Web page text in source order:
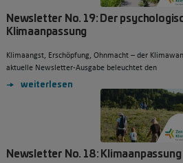
Newsletter No. 19: Der
Klimaanpassung
Klimaangst, Erschöpfung, Ohnmacht – der
aktuelle Newsletter-Ausgabe beleuchtet den
weiterlesen
Newsletter No. 18: